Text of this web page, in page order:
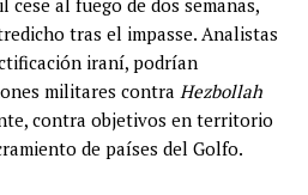
al fuego de dos semanas,
tras el impasse. Analistas
iraní, podrían
militares contra Hezbollah
contra objetivos en territorio
de países del Golfo.